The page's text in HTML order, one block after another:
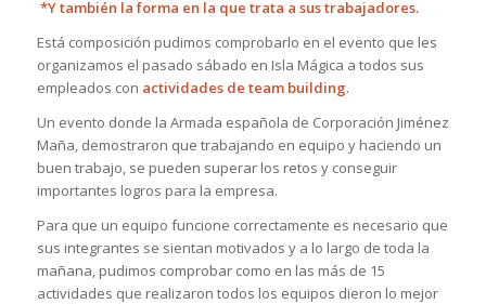
*Y también la forma en la que trata a sus trabajadores.
Está composición pudimos comprobarlo en el evento que les
organizamos el pasado sábado en Isla Mágica a todos sus
empleados con actividades de team building.
Un evento donde la Armada española de Corporación Jiménez
Maña, demostraron que trabajando en equipo y haciendo un
buen trabajo, se pueden superar los retos y conseguir
importantes logros para la empresa.
Para que un equipo funcione correctamente es necesario que
sus integrantes se sientan motivados y a lo largo de toda la
mañana, pudimos comprobar como en las más de 15
actividades que realizaron todos los equipos dieron lo mejor